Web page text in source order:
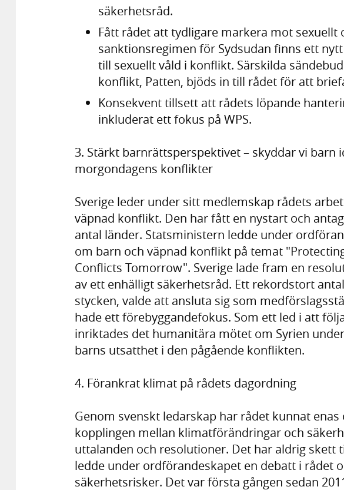
säkerhetsråd.
Fått rådet att tydligare markera mot sexuellt
sanktionsregimen för Sydsudan finns ett
till sexuellt våld i konflikt. Särskilda
konflikt, Patten, bjöds in till rådet för att
Konsekvent tillsett att rådets löpande
inkluderat ett fokus på WPS.
3. Stärkt barnrättsperspektivet – skyddar vi barn
morgondagens konflikter
Sverige leder under sitt medlemskap rådets
väpnad konflikt. Den har fått en nystart och
antal länder. Statsministern ledde under
om barn och väpnad konflikt på temat
Conflicts Tomorrow". Sverige lade fram en
av ett enhälligt säkerhetsråd. Ett rekordstort
stycken, valde att ansluta sig som
hade ett förebyggandefokus. Som ett led i att
inriktades det humanitära mötet om Syrien
barns utsatthet i den pågående konflikten.
4. Förankrat klimat på rådets dagordning
Genom svenskt ledarskap har rådet kunnat
kopplingen mellan klimatförändringar och
uttalanden och resolutioner. Det har aldrig skett
ledde under ordförandeskapet en debatt i rådet
säkerhetsrisker. Det var första gången sedan